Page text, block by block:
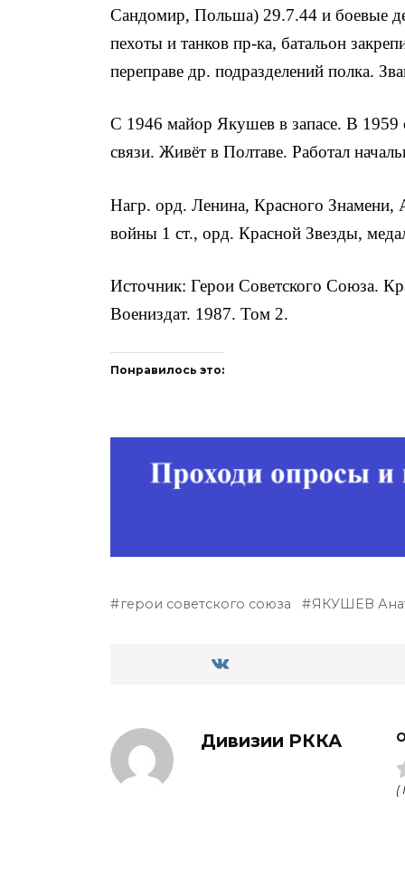
Сандомир, Польша) 29.7.44 и боевые
пехоты и танков пр-ка, батальон
переп­раве др. подразделений полка.
С 1946 майор Якушев в запасе. В 1959
связи. Живёт в Полтаве. Работал
Нагр. орд. Ле­нина, Красного Знамени,
войны 1 ст., орд. Красной Звезды,
Источник: Герои Советского Союза.
Воениздат. 1987. Том 2.
Понравилось это:
герои советского союза ЯКУШЕВ
Дивизии РККА
(